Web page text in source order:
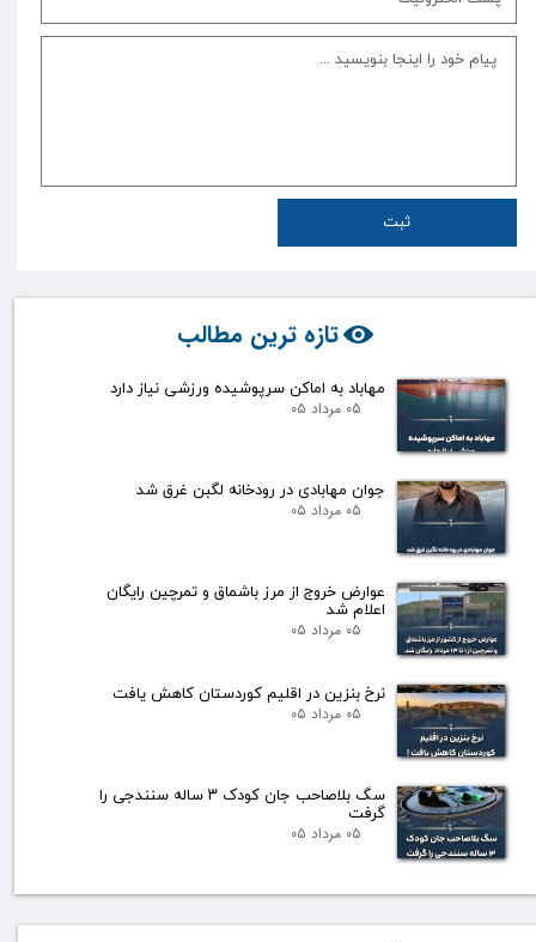
تازه ترین مطالب
مهاباد به اماکن سرپوشیده ورزشی نیاز دارد
۰۵ مرداد ۰۵
جوان مهابادی در رودخانه لگبن غرق شد
۰۵ مرداد ۰۵
عوارض خروج از مرز باشماق و تمرچین رایگان
اعلام شد
۰۵ مرداد ۰۵
نرخ بنزین در اقلیم کوردستان کاهش یافت
۰۵ مرداد ۰۵
سگ بلاصاحب جان کودک ۳ ساله سنندجی را
گرفت
۰۵ مرداد ۰۵
ثبت